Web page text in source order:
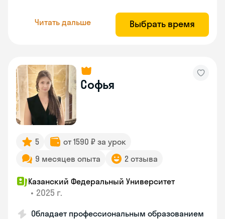
Читать дальше Выбрать время
Софья
5
от 1590 ₽ за урок
9 месяцев опыта
2 отзыва
Казанский Федеральный Университет
• 2025 г.
Обладает профессиональным образованием